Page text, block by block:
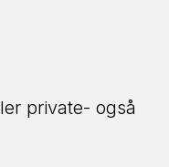
private- også